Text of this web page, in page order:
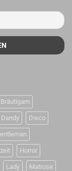
Bräutigam
Dandy Disco
Horror
Lady Matrose